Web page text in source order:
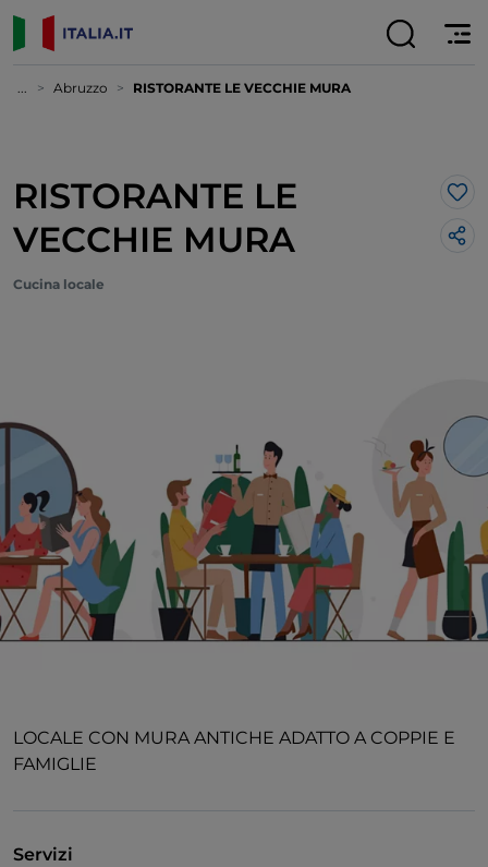
... Abruzzo RISTORANTE LE VECCHIE MURA
RISTORANTE LE
VECCHIE MURA
Cucina locale
LOCALE CON MURA ANTICHE ADATTO A COPPIE E
FAMIGLIE
Servizi